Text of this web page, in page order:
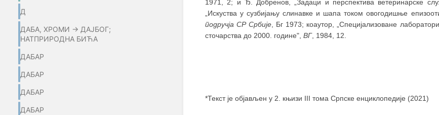
Д
ДАБА, ХРОМИ → ДАЈБОГ;
НАТПРИРОДНА БИЋА
ДАБАР
ДАБАР
ДАБАР
ДАБАР
1971, 2; и Ђ. Добренов, „Задаци и перспектива ветеринарске
„Искуства у сузбијању слинавке и шапа током овогодишње
подручја СР Србије , Бг 1973; коаутор, „Специјализоване
сточарства до 2000. године", ВГ, 1984, 12.
*Текст је објављен у 2. књизи III тома Српске енциклопедије (2021)